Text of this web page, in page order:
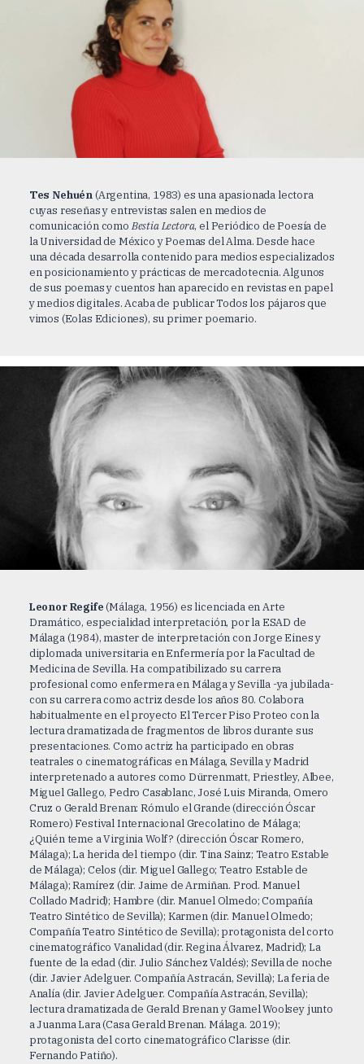
Tes Nehuén(Argentina, 1983) es una apasionada lectora
cuyas reseñas y entrevistas salen en medios de
comunicación como Bestia Lectora, el Periódico de Poesía de
la Universidad de México y Poemas del Alma. Desde hace
una década desarrolla contenido para medios especializados
en posicionamiento y prácticas de mercadotecnia. Algunos
de sus poemas y cuentos han aparecido en revistas en papel
y medios digitales. Acaba de publicar Todos los pájaros que
vimos (Eolas Ediciones), su primer poemario.
Leonor Regife(Málaga, 1956) es licenciada en Arte
Dramático, especialidad interpretación, por la ESAD de
Málaga (1984), master de interpretación con Jorge Eines y
diplomada universitaria en Enfermería por la Facultad de
Medicina de Sevilla. Ha compatibilizado su carrera
profesional como enfermera en Málaga y Sevilla -ya jubilada-
con su carrera como actriz desde los años 80. Colabora
habitualmente en el proyecto El Tercer Piso Proteo con la
lectura dramatizada de fragmentos de libros durante sus
presentaciones. Como actriz ha participado en obras
teatrales o cinematográficas en Málaga, Sevilla y Madrid
interpretenado a autores como Dürrenmatt, Priestley, Albee,
Miguel Gallego, Pedro Casablanc, José Luis Miranda, Omero
Cruz o Gerald Brenan: Rómulo el Grande (dirección Óscar
Romero) Festival Internacional Grecolatino de Málaga;
¿Quién teme a Virginia Wolf? (dirección Óscar Romero,
Málaga); La herida del tiempo (dir. Tina Sainz; Teatro Estable
de Málaga); Celos (dir. Miguel Gallego; Teatro Estable de
Málaga); Ramírez (dir. Jaime de Armiñan. Prod. Manuel
Collado Madrid); Hambre (dir. Manuel Olmedo; Compañía
Teatro Sintético de Sevilla); Karmen (dir. Manuel Olmedo;
Compañía Teatro Sintético de Sevilla); protagonista del corto
cinematográfico Vanalidad (dir. Regina Álvarez, Madrid); La
fuente de la edad (dir. Julio Sánchez Valdés); Sevilla de noche
(dir. Javier Adelguer. Compañía Astracán, Sevilla); La feria de
Analía (dir. Javier Adelguer. Compañía Astracán, Sevilla);
lectura dramatizada de Gerald Brenan y Gamel Woolsey junto
a Juanma Lara (Casa Gerald Brenan. Málaga. 2019);
protagonista del corto cinematográfico Clarisse (dir.
Fernando Patiño).